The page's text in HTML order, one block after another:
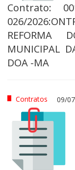
Contrato:
026/
REFORMA
MUNICIPAL
DOA -MA
Contratos 09/